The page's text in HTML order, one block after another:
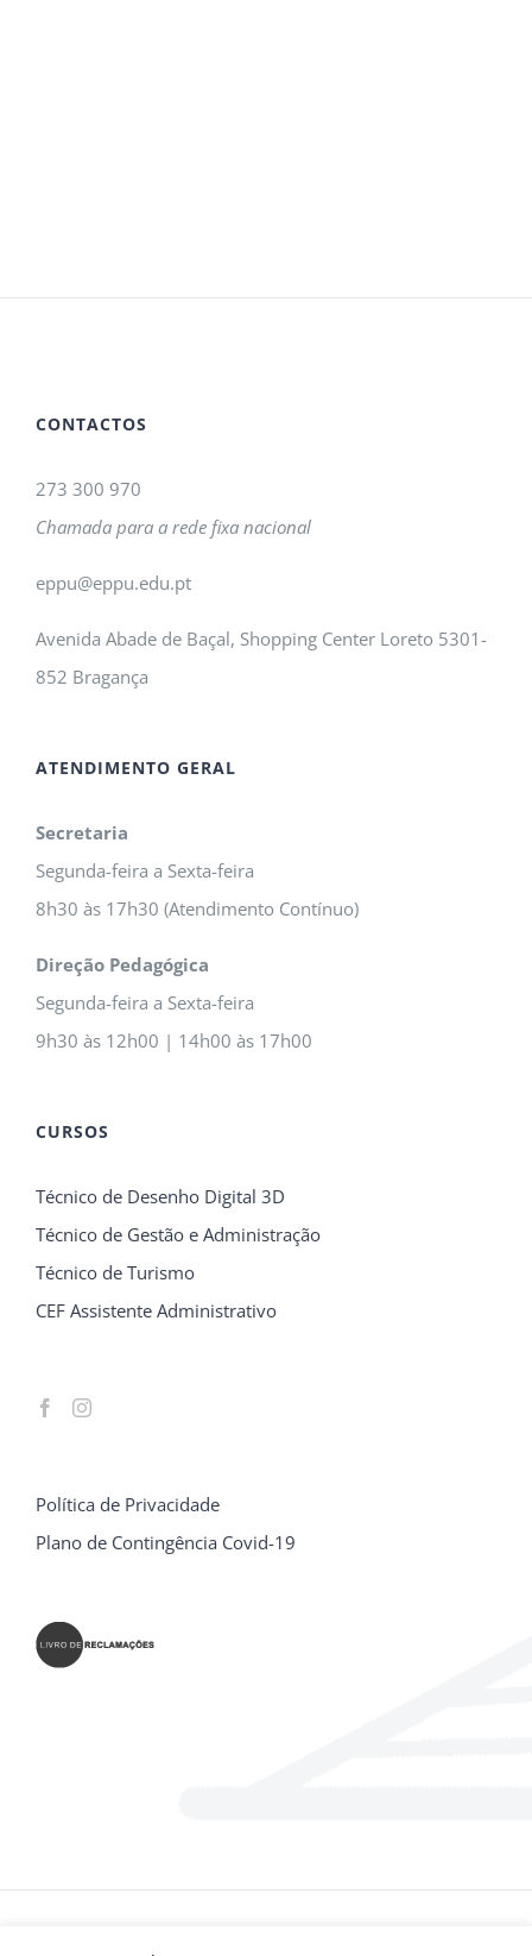
CONTACTOS
273 300 970
Chamada para a rede fixa nacional
eppu@eppu.edu.pt
Avenida Abade de Baçal, Shopping Center Loreto 5301-
852 Bragança
ATENDIMENTO GERAL
Secretaria
Segunda-feira a Sexta-feira
8h30 às 17h30 (Atendimento Contínuo)
Direção Pedagógica
Segunda-feira a Sexta-feira
9h30 às 12h00 | 14h00 às 17h00
CURSOS
Técnico de Desenho Digital 3D
Técnico de Gestão e Administração
Técnico de Turismo
CEF Assistente Administrativo
Política de Privacidade
Plano de Contingência Covid-19